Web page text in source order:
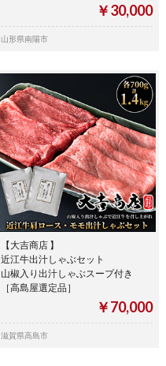
￥30,000
山形県南陽市
【大吉商店 】
近江牛出汁しゃぶセット
山椒入り出汁しゃぶスープ付き
［高島屋選定品］
￥70,000
滋賀県高島市